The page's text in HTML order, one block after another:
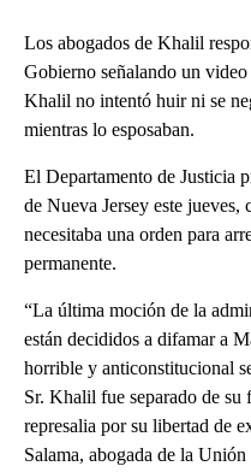
Los abogados de Khalil
Gobierno señalando un
Khalil no intentó huir ni se
mientras lo esposaban.
El Departamento de Justicia
de Nueva Jersey este jueves,
necesitaba una orden para
permanente.
“La última moción de la
están decididos a difamar a
horrible y anticonstitucional
Sr. Khalil fue separado de
represalia por su libertad de
Salama, abogada de la